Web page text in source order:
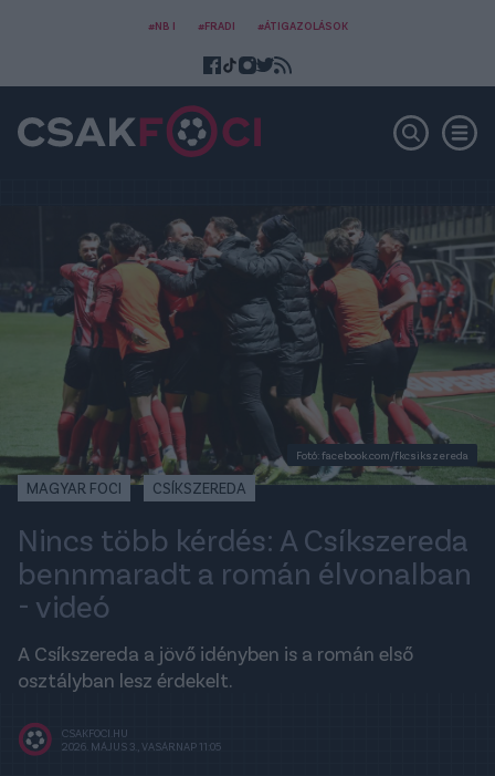
#NB I #FRADI #ÁTIGAZOLÁSOK
Fotó: facebook.com/fkcsikszereda
MAGYAR FOCI CSÍKSZEREDA
Nincs több kérdés: A Csíkszereda
bennmaradt a román élvonalban
- videó
A Csíkszereda a jövő idényben is a román első
osztályban lesz érdekelt.
CSAKFOCI.HU
2026. MÁJUS 3., VASÁRNAP 11:05